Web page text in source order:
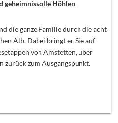
geheimnisvolle Höhlen
die ganze Familie durch die acht
Alb. Dabei bringt er Sie auf
von Amstetten, über
zurück zum Ausgangspunkt.